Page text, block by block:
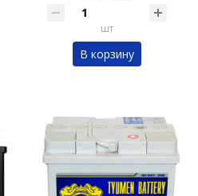
шт
В корзину